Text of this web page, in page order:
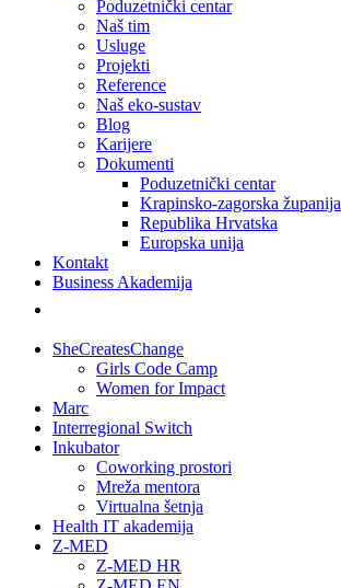
Poduzetnički centar
Naš tim
Usluge
Projekti
Reference
Naš eko-sustav
Blog
Karijere
Dokumenti
Poduzetnički centar
Krapinsko-zagorska županija
Republika Hrvatska
Europska unija
Kontakt
Business Akademija
SheCreatesChange
Girls Code Camp
Women for Impact
Marc
Interregional Switch
Inkubator
Coworking prostori
Mreža mentora
Virtualna šetnja
Health IT akademija
Z-MED
Z-MED HR